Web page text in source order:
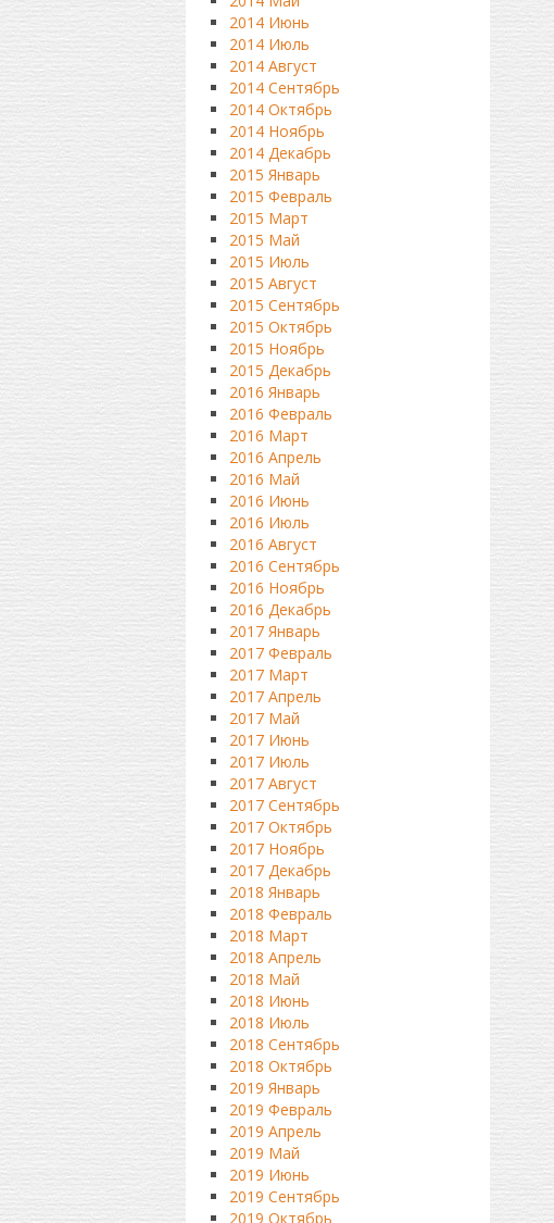
2014 Июнь
2014 Июль
2014 Август
2014 Сентябрь
2014 Октябрь
2014 Ноябрь
2014 Декабрь
2015 Январь
2015 Февраль
2015 Март
2015 Май
2015 Июль
2015 Август
2015 Сентябрь
2015 Октябрь
2015 Ноябрь
2015 Декабрь
2016 Январь
2016 Февраль
2016 Март
2016 Апрель
2016 Май
2016 Июнь
2016 Июль
2016 Август
2016 Сентябрь
2016 Ноябрь
2016 Декабрь
2017 Январь
2017 Февраль
2017 Март
2017 Апрель
2017 Май
2017 Июнь
2017 Июль
2017 Август
2017 Сентябрь
2017 Октябрь
2017 Ноябрь
2017 Декабрь
2018 Январь
2018 Февраль
2018 Март
2018 Апрель
2018 Май
2018 Июнь
2018 Июль
2018 Сентябрь
2018 Октябрь
2019 Январь
2019 Февраль
2019 Апрель
2019 Май
2019 Июнь
2019 Сентябрь
2019 Октябрь